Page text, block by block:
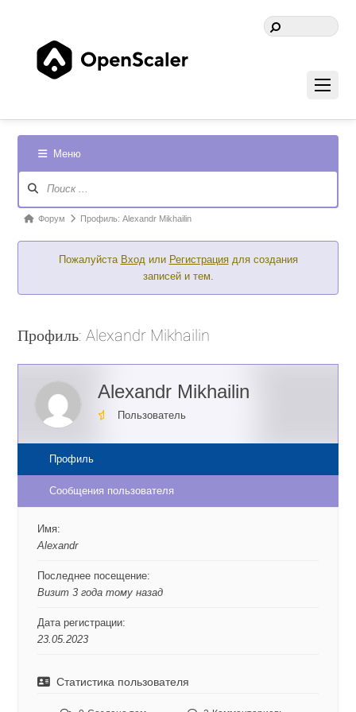
Меню
Форума
ФорумФорум Профиль: Alexandr Mikhailin
Пожалуйста Входили Регистрациядля создания
записей и тем.
Профиль: Alexandr Mikhailin
Alexandr Mikhailin
Пользователь
Профиль
Сообщения пользователя
Имя:
Alexandr
Последнее посещение:
Визит 3 года тому назад
Дата регистрации:
23.05.2023
Статистика пользователя